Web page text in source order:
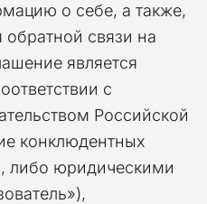
о себе, а также,
обратной связи на
является
с
Российской
конклюдентных
либо юридическими